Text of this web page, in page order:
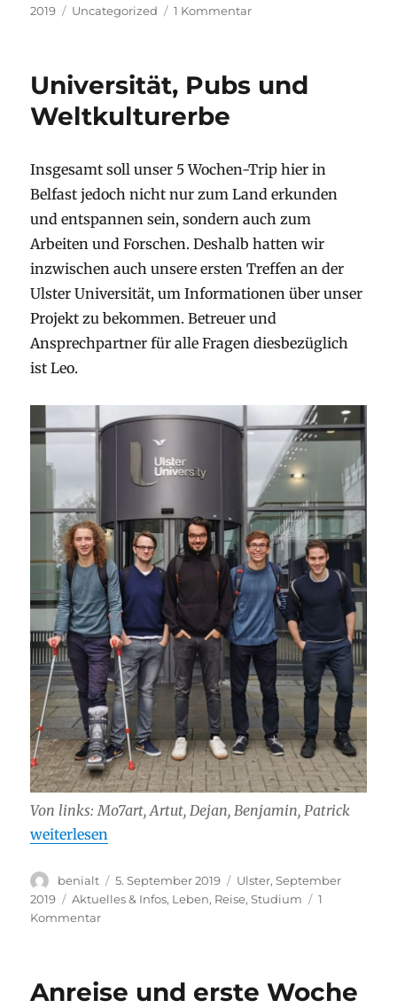
am
2019
Kategorien
Uncategorized 1 Kommentarzu
Pubs
Universität, Pubs und
Weltkulturerbe
Insgesamt soll unser 5 Wochen-Trip hier in
Belfast jedoch nicht nur zum Land erkunden
und entspannen sein, sondern auch zum
Arbeiten und Forschen. Deshalb hatten wir
inzwischen auch unsere ersten Treffen an der
Ulster Universität, um Informationen über unser
Projekt zu bekommen. Betreuer und
Ansprechpartner für alle Fragen diesbezüglich
ist Leo.
Von links: Mo7art, Artut, Dejan, Benjamin, Patrick
„Universität, Pubs und Weltkulturerbe“
weiterlesen
Autor
benialt
Veröffentlicht
am
5. September 2019 Stay
Ulster, September
2019
Kategorien
Aktuelles & Infos, Leben, Reise,Studium
1
Kommentarzu
Weltkulturerbe
Anreise und erste Woche